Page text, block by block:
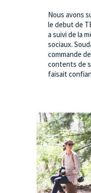
Nous avons
le debut de
a suivi de la
sociaux.
commande
contents de
faisait